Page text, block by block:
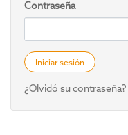
Contraseña
Iniciar sesión
¿Olvidó su contraseña?